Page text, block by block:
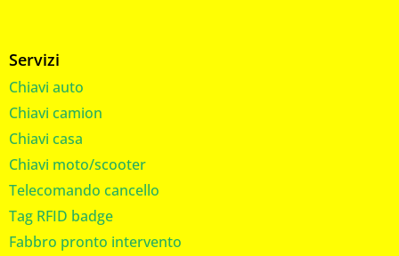
Servizi
Chiavi auto
Chiavi camion
Chiavi casa
Chiavi moto/scooter
Telecomando cancello
Tag RFID badge
Fabbro pronto intervento